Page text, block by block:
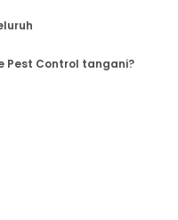
Pest Control tangani?